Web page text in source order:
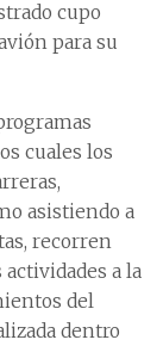
cupo
para su
cuales los
asistiendo a
recorren
a la
del
dentro